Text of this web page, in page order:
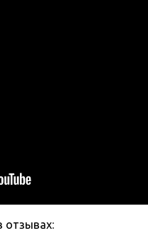
отзывах: